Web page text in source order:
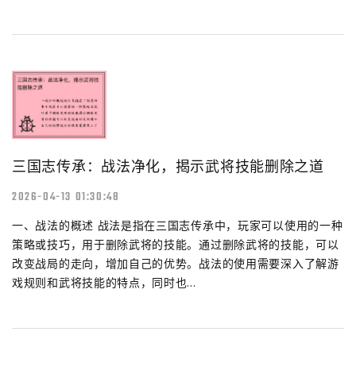
三国志传承：战法净化，揭示武将技能删除之道
2026-04-13 01:30:48
一、战法的概述 战法是指在三国志传承中，玩家可以使用的一种
策略或技巧，用于删除武将的技能。通过删除武将的技能，可以
改变战局的走向，增加自己的优势。战法的使用需要深入了解游
戏规则和武将技能的特点，同时也...